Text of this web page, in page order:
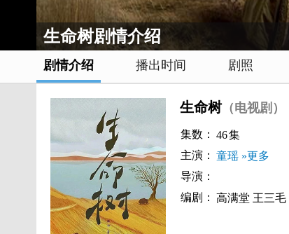
生命树剧情介绍
剧情介绍 播出时间 剧照
生命树（电视剧）
集数： 46集
主演： 童瑶 »更多
导演：
编剧： 高满堂 王三毛